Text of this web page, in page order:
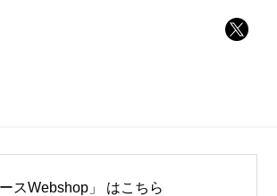
スWebshop」 はこちら